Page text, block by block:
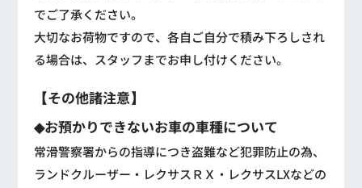
でご了承ください。
大切なお荷物ですので、各自ご自分で積み下ろしされ
る場合は、スタッフまでお申し付けください。
【その他諸注意】
◆お預かりできないお車の車種について
常滑警察署からの指導につき盗難など犯罪防止の為、
ランドクルーザー・レクサスＲＸ・レクサスLXなどの